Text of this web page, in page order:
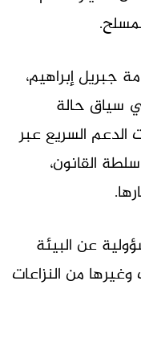
جبريل إبراهيم،
سياق حالة
الدعم السريع عبر
القانون،
عن البيئة
من النزاعات